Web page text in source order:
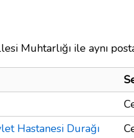
Muhtarlığı ile aynı
Hastanesi Durağı